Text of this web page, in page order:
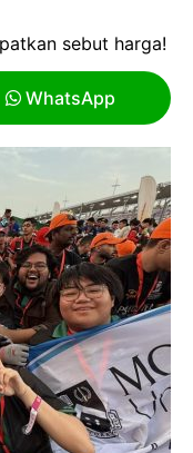
sebut harga!
WhatsApp